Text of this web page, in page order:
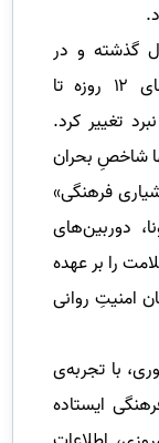
گذشته و در
دوران جنگ‌های منطقه‌ای، از درگیری‌های ۱۲ روزه تا
تغییر کرد.
شاخصِ بحران
فرهنگی»
دوربین‌های
را بر عهده
امنیتِ روانی
با تجربه‌ی
ایستاده